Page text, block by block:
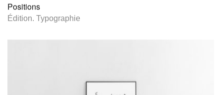
Positions
Édition. Typographie